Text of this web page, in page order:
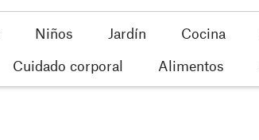
Niños Jardín Cocina
Cuidado corporal Alimentos